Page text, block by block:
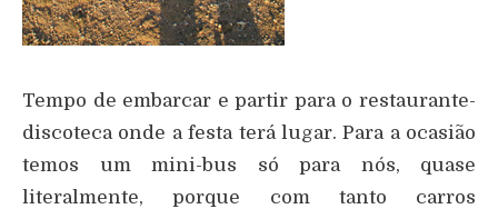
Tempo de embarcar e partir para o restaurante-
discoteca onde a festa terá lugar. Para a ocasião
temos um mini-bus só para nós, quase
literalmente, porque com tanto carros